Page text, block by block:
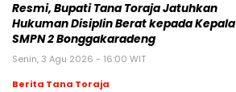
Resmi, Bupati Tana Toraja Jatuhkan
Hukuman Disiplin Berat kepada Kepala
SMPN 2 Bonggakaradeng
Senin, 3 Agu 2026 - 16:00 WIT
Berita Tana Toraja